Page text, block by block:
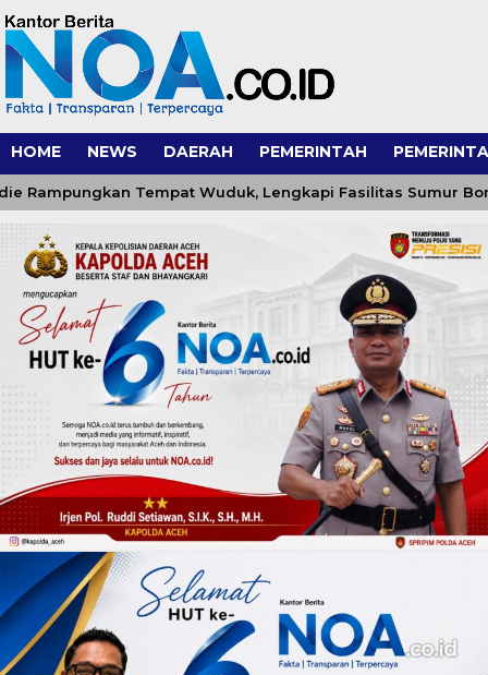
HOME NEWS DAERAH PEMERINTAH
Tempat Wuduk, Lengkapi Fasilitas Sumur Bor dan